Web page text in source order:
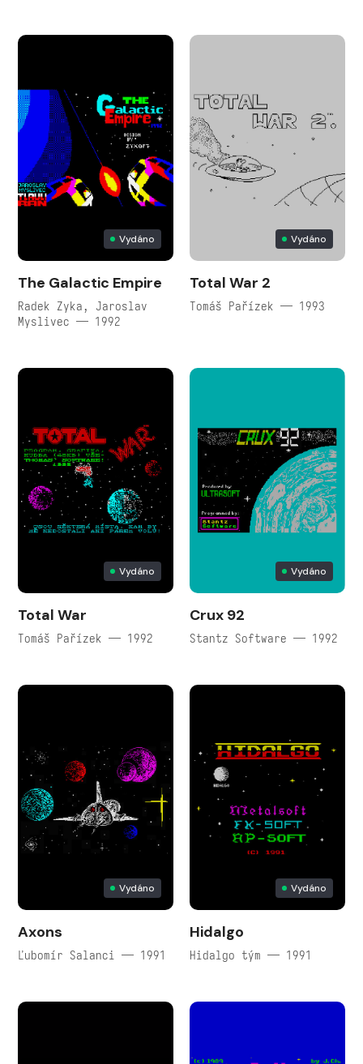
Vydáno
The Galactic Empire
Radek Zyka, Jaroslav
Myslivec — 1992
Vydáno
Total War 2
Tomáš Pařízek — 1993
Vydáno
Total War
Tomáš Pařízek — 1992
Vydáno
Crux 92
Stantz Software — 1992
Vydáno
Axons
Ľubomír Salanci — 1991
Vydáno
Hidalgo
Hidalgo tým — 1991